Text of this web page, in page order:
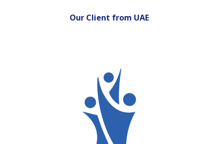
Our Client from UAE